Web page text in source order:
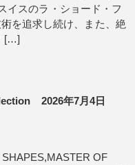
イスのラ・ショード・フ
を追求し続け、また、絶
[…]
2026年7月4日
SHAPES,MASTER OF